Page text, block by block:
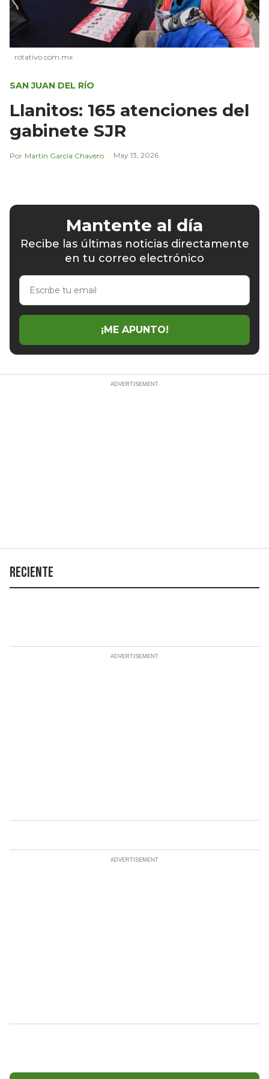
rotativo.com.mx
SAN JUAN DEL RÍO
Llanitos: 165 atenciones del
gabinete SJR
Martín García Chavero May 13, 2026
Mantente al día
Recibe las últimas noticias directamente
en tu correo electrónico
Escribe
email
¡ME APUNTO!
Reciente